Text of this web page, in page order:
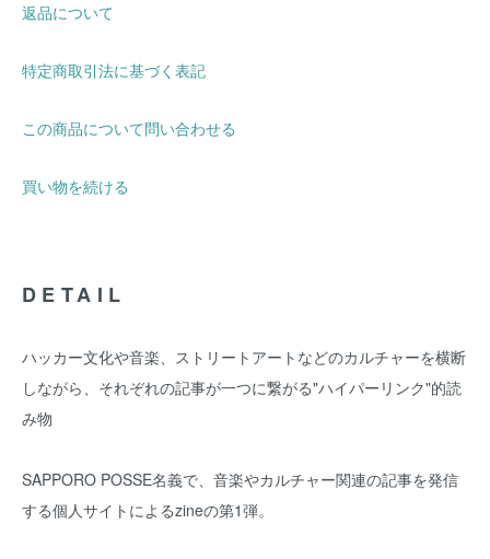
返品について
特定商取引法に基づく表記
この商品について問い合わせる
買い物を続ける
DETAIL
ハッカー文化や音楽、ストリートアートなどのカルチャーを横断
しながら、それぞれの記事が一つに繋がる"ハイパーリンク"的読
み物
SAPPORO POSSE名義で、音楽やカルチャー関連の記事を発信
する個人サイトによるzineの第1弾。